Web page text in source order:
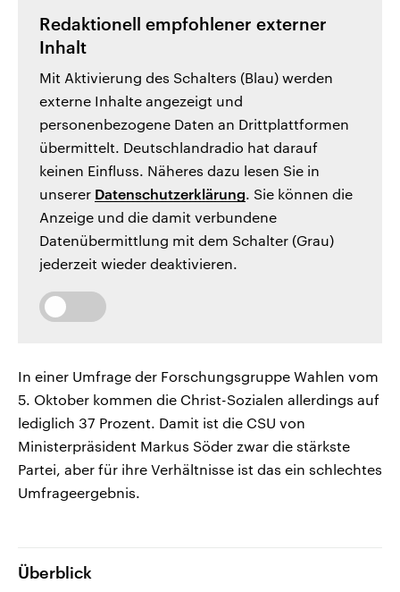
Redaktionell empfohlener externer
Inhalt
Mit Aktivierung des Schalters (Blau) werden
externe Inhalte angezeigt und
personenbezogene Daten an Drittplattformen
übermittelt. Deutschlandradio hat darauf
keinen Einfluss. Näheres dazu lesen Sie in
unserer Datenschutzerklärung. Sie können die
Anzeige und die damit verbundene
Datenübermittlung mit dem Schalter (Grau)
jederzeit wieder deaktivieren.
In einer Umfrage der Forschungsgruppe Wahlen vom
5. Oktober kommen die Christ-Sozialen allerdings auf
lediglich 37 Prozent. Damit ist die CSU von
Ministerpräsident Markus Söder zwar die stärkste
Partei, aber für ihre Verhältnisse ist das ein schlechtes
Umfrageergebnis.
Überblick